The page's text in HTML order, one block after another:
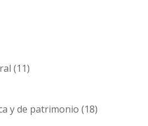
(11)
y de patrimonio (18)